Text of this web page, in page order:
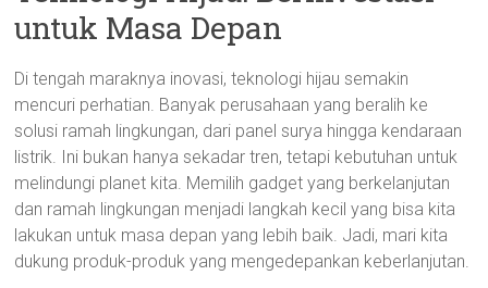
untuk Masa Depan
Di tengah maraknya inovasi, teknologi hijau semakin
mencuri perhatian. Banyak perusahaan yang beralih ke
solusi ramah lingkungan, dari panel surya hingga kendaraan
listrik. Ini bukan hanya sekadar tren, tetapi kebutuhan untuk
melindungi planet kita. Memilih gadget yang berkelanjutan
dan ramah lingkungan menjadi langkah kecil yang bisa kita
lakukan untuk masa depan yang lebih baik. Jadi, mari kita
dukung produk-produk yang mengedepankan keberlanjutan.